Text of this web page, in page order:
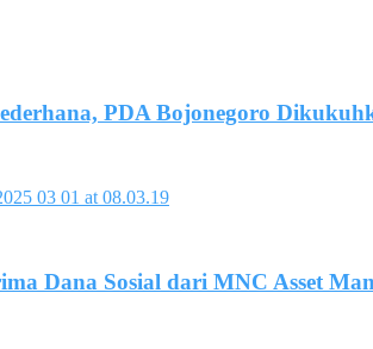
PDA Bojonegoro
Dana Sosial dari MNC Asset